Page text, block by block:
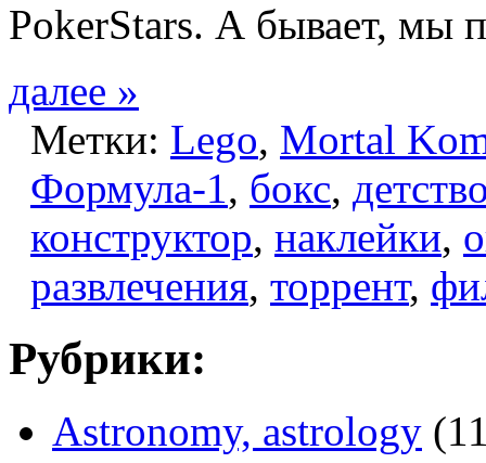
PokerStars. А бывает, мы
далее »
Метки: Lego, Mortal
Формула-1, бокс,
конструктор, наклейки,
развлечения, торрент,
Рубрики:
Astronomy, astrology